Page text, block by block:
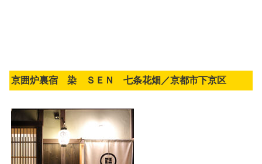
京囲炉裏宿 染 ＳＥＮ 七条花畑／京都市下京区